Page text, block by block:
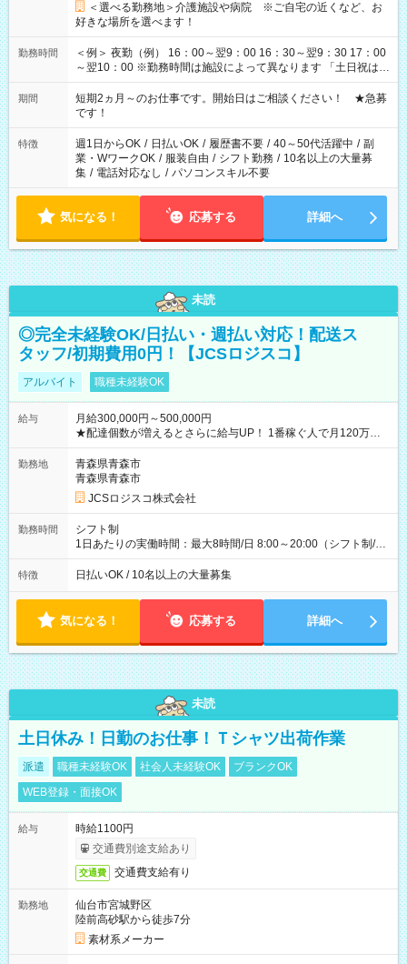
＜選べる勤務地＞介護施設や病院 ※ご自宅の近くなど、お
好きな場所を選べます！
勤務時間
＜例＞ 夜勤（例） 16：00～翌9：00 16：30～翌9：30 17：00
～翌10：00 ※勤務時間は施設によって異なります 「土日祝は休
みたい」 「しっかり稼ぎたい」 「もう少し遅い時間から始めた
い」など ご希望にあったお仕事をご案内いたします。 ※未経験
の方の場合は1～2ヶ月間は日中での仕事を経験いただき、 お
仕事に慣れてからの夜勤になります。 ★家庭の都合でお休みが
必要な場合も遠慮なくご相談ください。
期間
短期2ヵ月～のお仕事です。開始日はご相談ください！ ★急募
です！
特徴 週1日からOK / 日払いOK / 履歴書不要 / 40～50代活躍中 / 副
業・WワークOK / 服装自由 / シフト勤務 / 10名以上の大量募
集 / 電話対応なし / パソコンスキル不要
気になる！ 応募する 詳細へ
未読
◎完全未経験OK/日払い・週払い対応！配送ス
タッフ/初期費用0円！【JCSロジスコ】
アルバイト 職種未経験OK
給与
月給300,000円～500,000円
★配達個数が増えるとさらに給与UP！ 1番稼ぐ人で月120万ほ
ど！ ・主要都市エリア 月収55万円／週5日稼働 月収65万~112
万円／週6日稼働 ・地方郊外エリア 月収40万円／週5日稼働 月
収40万円~50万円／週6日稼働 ＜モデルイメージ＞ ■月収50万
円 (27歳男性/江東区在住)※元建築関係 1日150個配達×25日勤務
(日休み) ■月収80万円(43歳男性/墨田区在住)※元営業 1日200個
勤務地
青森県青森市
青森県青森市
JCSロジスコ株式会社
勤務時間
シフト制
1日あたりの実働時間：最大8時間/日 8:00～20:00（シフト制/実
働8時間） ※週5日勤務（場所次第では週4も有り） ※配達状況
によって時間外での勤務可能性有り ※案件により多少の前後あ
特徴 日払いOK / 10名以上の大量募集
気になる！ 応募する 詳細へ
未読
土日休み！日勤のお仕事！Ｔシャツ出荷作業
派遣 職種未経験OK 社会人未経験OK
ブランクOK
WEB登録・面接OK
給与
時給1100円
交通費別途支給あり
交通費 交通費支給有り
勤務地
仙台市宮城野区
陸前高砂駅から徒歩7分
素材系メーカー